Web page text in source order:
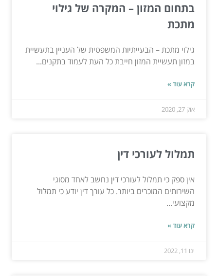
בתחום המזון – המקרה של גילוי
מתכת
גילוי מתכת – הבעייתיות המשפטית של העניין בתעשיית
במזון תעשיית המזון חייבת כל העת לעמוד בתקנים...
קרא עוד »
אוק 27, 2020
תמלול לעורכי דין
אין ספק כי תמלול לעורכי דין נחשב לאחד מסוגי
השירותים המוכרים ביותר. כל עורך דין יודע כי תמלול
מקצועי...
קרא עוד »
ינו 11, 2022